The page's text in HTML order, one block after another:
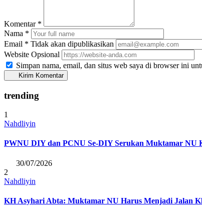
Komentar *
Nama *
Email * Tidak akan dipublikasikan
Website Opsional
Simpan nama, email, dan situs web saya di browser ini
Kirim Komentar
trending
1
Nahdliyin
PWNU DIY dan PCNU Se-DIY Serukan Muktamar NU
30/07/2026
2
Nahdliyin
KH Asyhari Abta: Muktamar NU Harus Menjadi Jalan